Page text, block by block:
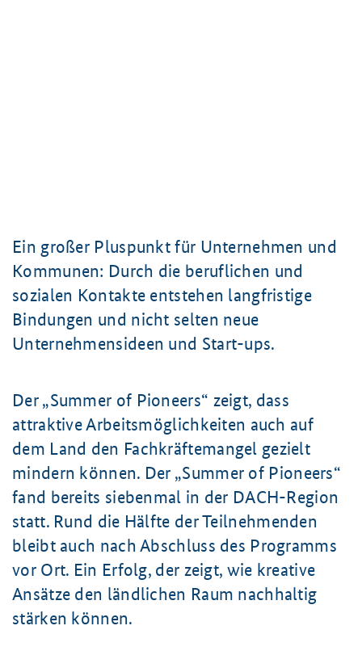
Ein großer Pluspunkt für Unternehmen und
Kommunen: Durch die beruflichen und
sozialen Kontakte entstehen langfristige
Bindungen und nicht selten neue
Unternehmensideen und Start-ups.
Der „Summer of Pioneers“ zeigt, dass
attraktive Arbeitsmöglichkeiten auch auf
dem Land den Fachkräftemangel gezielt
mindern können. Der „Summer of Pioneers“
fand bereits siebenmal in der DACH-Region
statt. Rund die Hälfte der Teilnehmenden
bleibt auch nach Abschluss des Programms
vor Ort. Ein Erfolg, der zeigt, wie kreative
Ansätze den ländlichen Raum nachhaltig
stärken können.